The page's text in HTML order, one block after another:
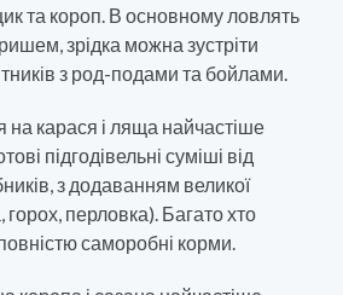
та короп. В основному ловлять
зрідка можна зустріти
з род-подами та бойлами.
на карася і ляща найчастіше
підгодівельні суміші від
з додаванням великої
горох, перловка). Багато хто
саморобні корми.